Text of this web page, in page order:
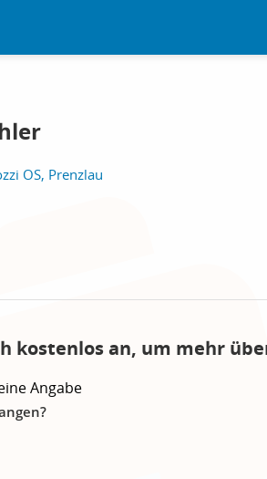
OS, Prenzlau
kostenlos an, um mehr
Angabe